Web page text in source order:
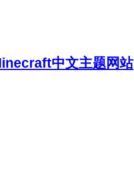
中文主题网站